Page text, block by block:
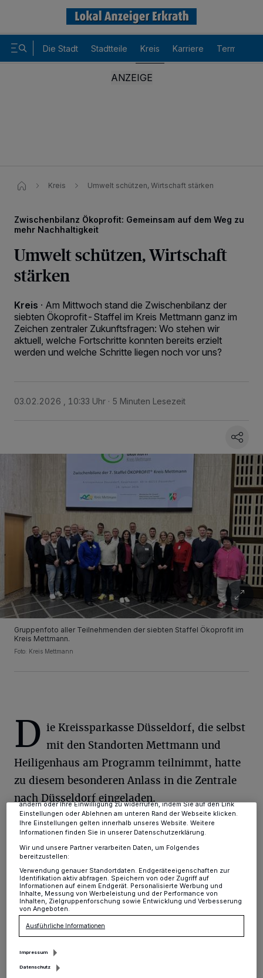
Die Stadt Stadtteile Kreis Karriere Termine
Kreis Umwelt schützen, Wirtschaft stärken
Zwischenbilanz Ökoprofit: Gemeinsam auf dem Weg zu
mehr Nachhaltigkeit
Umwelt schützen, Wirtschaft
stärken
Kreis · Am Mittwoch stand die Zwischenbilanz der
siebten Ökoprofit-Staffel im Kreis Mettmann ganz im
Zeichen zentraler Zukunftsfragen: Wo stehen wir
aktuell, welche Fortschritte konnten bereits erzielt
werden und welche Schritte liegen noch vor uns?
03.02.2026 , 10:33 Uhr 5 Minuten Lesezeit
Gruppenfoto aller Teilnehmenden der siebten Staffel Ökoprofit im
Kreis Mettmann.
Foto: Kreis Mettmann
D ie Kreissparkasse Düsseldorf, die selbst
mit den Standorten Mettmann und
Heiligenhaus am Programm teilnimmt, hatte
zu diesem besonderen Anlass in die Zentrale
nach Düsseldorf eingeladen.
Vorstandsvorsitzender Christoph Wintgen hieß
die Teilnehmenden der Betriebe, der
Kooperationspartnerinnen und -partner sowie
des Kreises Mettmann herzlich willkommen.
In seinem Grußwort betonte Dr. Stephan Kopp,
Technischer Dezernent des Kreises Mettmann,
die Bedeutung von Ökoprofit. Das Programm
ermöglicht engagierten Betrieben im Kreis
bereits seit 2011 einen niederschwelligen
Wir und unsere218-Partner speichern und greifen auf
personenbezogene Daten wie Browserdaten oder eindeutige
Kennungen auf Ihrem Gerät zu. Durch Auswahl von OK aktivieren Sie
Tracking-Technologien für die unter „Wir und unsere Partner
verarbeiten Daten, um Ihnen Dienste bereitzustellen“ aufgeführten
Zwecke. Wenn Tracker deaktiviert sind, sind manche Inhalte und
Anzeigen möglicherweise nicht mehr so relevant für Sie. Sie können
dieses Menü jederzeit wieder aufrufen, um Ihre Einstellungen zu
ändern oder Ihre Einwilligung zu widerrufen, indem Sie auf den Link
Einstellungen oder Ablehnen am unteren Rand der Webseite klicken.
Ihre Einstellungen gelten innerhalb unseres Website. Weitere
Informationen finden Sie in unserer Datenschutzerklärung.
Wir und unsere Partner verarbeiten Daten, um Folgendes
bereitzustellen:
Verwendung genauer Standortdaten. Endgeräteeigenschaften zur
Identifikation aktiv abfragen. Speichern von oder Zugriff auf
Informationen auf einem Endgerät. Personalisierte Werbung und
Inhalte, Messung von Werbeleistung und der Performance von
Inhalten, Zielgruppenforschung sowie Entwicklung und Verbesserung
von Angeboten.
Ausführliche Informationen
Impressum
Datenschutz